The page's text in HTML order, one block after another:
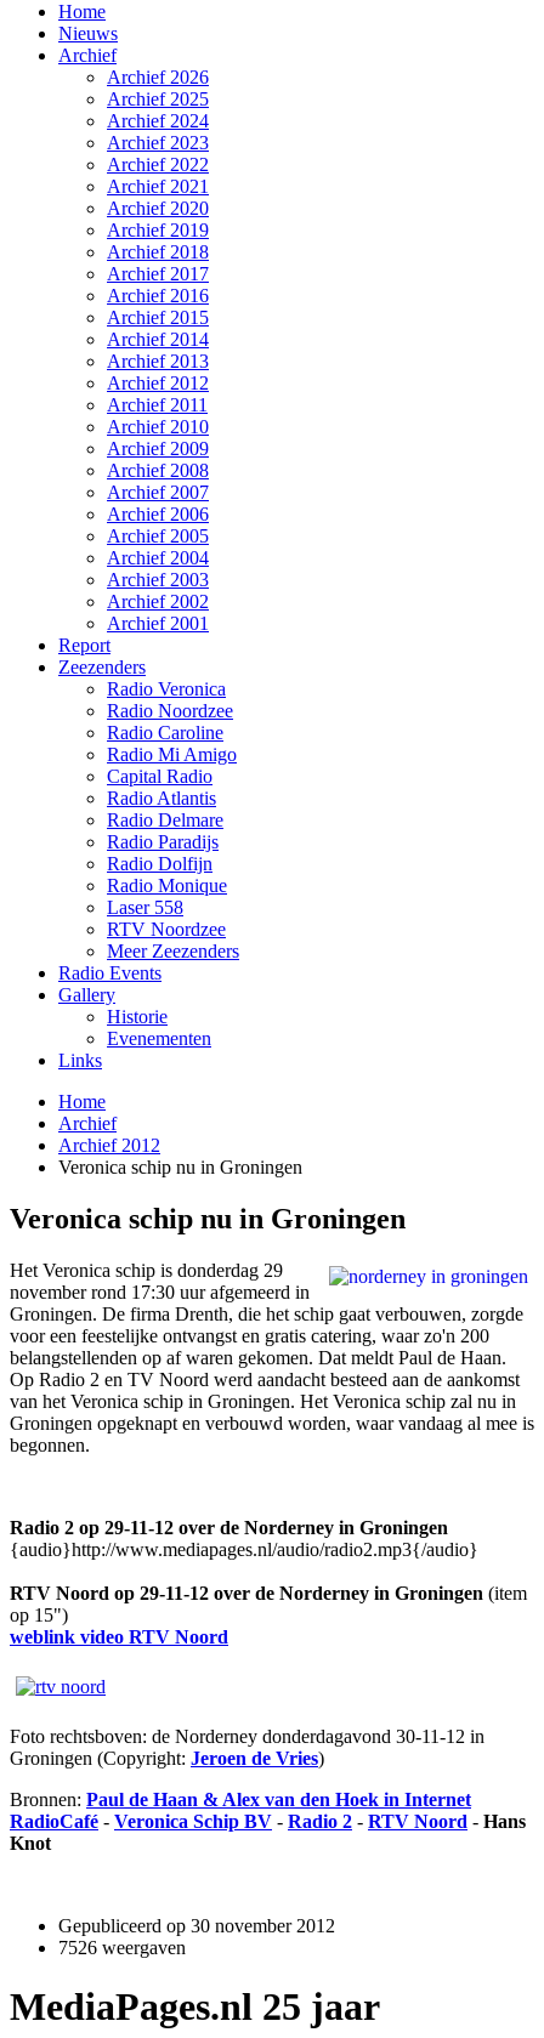
Home
Nieuws
Archief
Archief 2026
Archief 2025
Archief 2024
Archief 2023
Archief 2022
Archief 2021
Archief 2020
Archief 2019
Archief 2018
Archief 2017
Archief 2016
Archief 2015
Archief 2014
Archief 2013
Archief 2012
Archief 2011
Archief 2010
Archief 2009
Archief 2008
Archief 2007
Archief 2006
Archief 2005
Archief 2004
Archief 2003
Archief 2002
Archief 2001
Report
Zeezenders
Radio Veronica
Radio Noordzee
Radio Caroline
Radio Mi Amigo
Capital Radio
Radio Atlantis
Radio Delmare
Radio Paradijs
Radio Dolfijn
Radio Monique
Laser 558
RTV Noordzee
Meer Zeezenders
Radio Events
Gallery
Historie
Evenementen
Links
Home
Archief
Archief 2012
Veronica schip nu in Groningen
Veronica schip nu in Groningen
Het Veronica schip is donderdag 29
november rond 17:30 uur afgemeerd in
Groningen. De firma Drenth, die het schip gaat verbouwen, zorgde
voor een feestelijke ontvangst en gratis catering, waar zo'n 200
belangstellenden op af waren gekomen. Dat meldt Paul de Haan.
Op Radio 2 en TV Noord werd aandacht besteed aan de aankomst
van het Veronica schip in Groningen. Het Veronica schip zal nu in
Groningen opgeknapt en verbouwd worden, waar vandaag al mee is
begonnen.
Radio 2 op 29-11-12 over de Norderney in Groningen
{audio}http://www.mediapages.nl/audio/radio2.mp3{/audio}
RTV Noord op 29-11-12 over de Norderney in Groningen (item
op 15")
weblink video RTV Noord
Foto rechtsboven: de Norderney donderdagavond 30-11-12 in
Groningen (Copyright: Jeroen de Vries)
Bronnen: Paul de Haan & Alex van den Hoek in Internet
RadioCafé - Veronica Schip BV - Radio 2 - RTV Noord - Hans
Knot
Gepubliceerd op 30 november 2012
7526 weergaven
MediaPages.nl 25 jaar